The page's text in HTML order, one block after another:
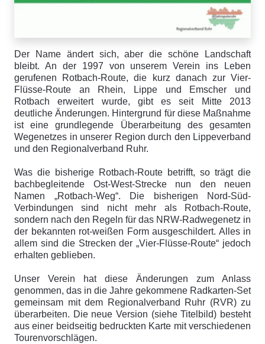
Der Name ändert sich, aber die schöne Landschaft
bleibt. An der 1997 von unserem Verein ins Leben
gerufenen Rotbach-Route, die kurz danach zur Vier-
Flüsse-Route an Rhein, Lippe und Emscher und
Rotbach erweitert wurde, gibt es seit Mitte 2013
deutliche Änderungen. Hintergrund für diese Maßnahme
ist eine grundlegende Überarbeitung des gesamten
Wegenetzes in unserer Region durch den Lippeverband
und den Regionalverband Ruhr.
Was die bisherige Rotbach-Route betrifft, so trägt die
bachbegleitende Ost-West-Strecke nun den neuen
Namen „Rotbach-Weg“. Die bisherigen Nord-Süd-
Verbindungen sind nicht mehr als Rotbach-Route,
sondern nach den Regeln für das NRW-Radwegenetz in
der bekannten rot-weißen Form ausgeschildert. Alles in
allem sind die Strecken der „Vier-Flüsse-Route“ jedoch
erhalten geblieben.
Unser Verein hat diese Änderungen zum Anlass
genommen, das in die Jahre gekommene Radkarten-Set
gemeinsam mit dem Regionalverband Ruhr (RVR) zu
überarbeiten. Die neue Version (siehe Titelbild) besteht
aus einer beidseitig bedruckten Karte mit ver­schiedenen
Tourenvorschlägen.